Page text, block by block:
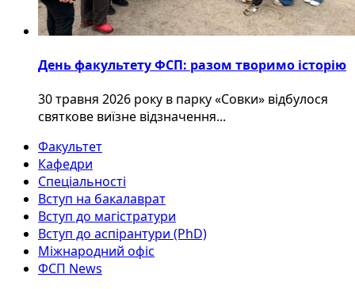
День факультету ФСП: разом творимо історію
30 травня 2026 року в парку «Совки» відбулося
святкове виїзне відзначення...
Факультет
Кафедри
Спеціальності
Вступ на бакалаврат
Вступ до магістратури
Вступ до аспірантури (PhD)
Міжнародний офіс
ФСП News